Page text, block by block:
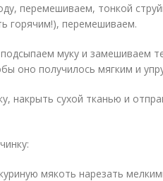
перемешиваем, тонкой
горячим!), перемешиваем.
муку и замешиваем
оно получилось мягким и
накрыть сухой тканью и
мякоть нарезать